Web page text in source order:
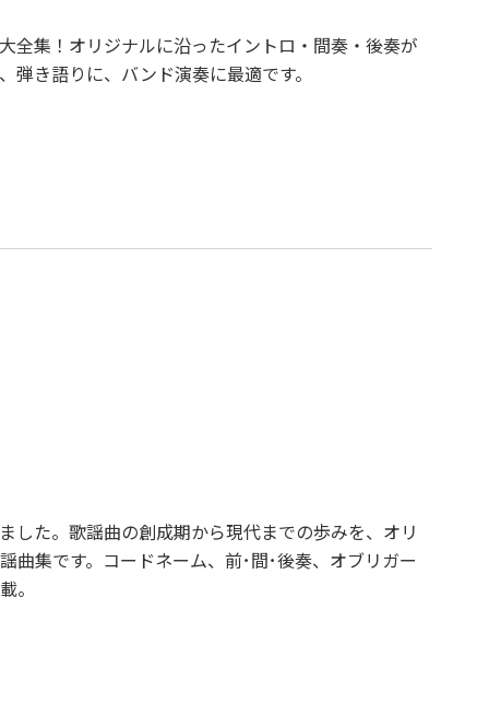
全集！オリジナルに沿ったイントロ・間奏・後奏が
き語りに、バンド演奏に最適です。
した。歌謡曲の創成期から現代までの歩みを、オリ
曲集です。コードネーム、前･間･後奏、オブリガー
。